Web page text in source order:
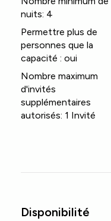
nuits: 4
Permettre plus de
personnes que la
capacité :oui
Nombre maximum
d'invités
supplémentaires
autorisés: 1 Invité
Disponibilité